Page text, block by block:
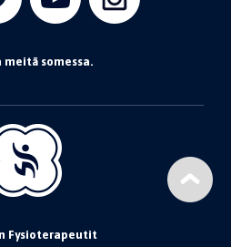
meitä somessa.
Fysioterapeutit